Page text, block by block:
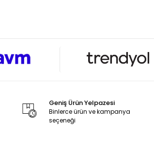
Geniş Ürün Yelpazesi
Binlerce ürün ve kampanya
seçeneği